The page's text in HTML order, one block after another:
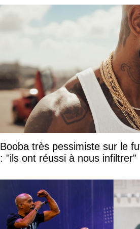
Booba très pessimiste sur le
: "ils ont réussi à nous infiltrer"